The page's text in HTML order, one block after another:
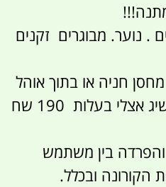
. נוער. מבוגרים זקנים
חניה או בתוך אוהל
מתאים ויעודי שניתן להשיג אצלי בעלות 190 שח
והפרדה בין משתמש
ובכלל.